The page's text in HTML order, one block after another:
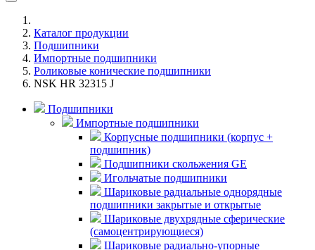
Каталог продукции
Подшипники
Импортные подшипники
Роликовые конические подшипники
NSK HR 32315 J
Подшипники
Импортные подшипники
Корпусные подшипники (корпус +
подшипник)
Подшипники скольжения GE
Игольчатые подшипники
Шариковые радиальные однорядные
подшипники закрытые и открытые
Шариковые двухрядные сферические
(самоцентрирующиеся)
Шариковые радиально-упорные